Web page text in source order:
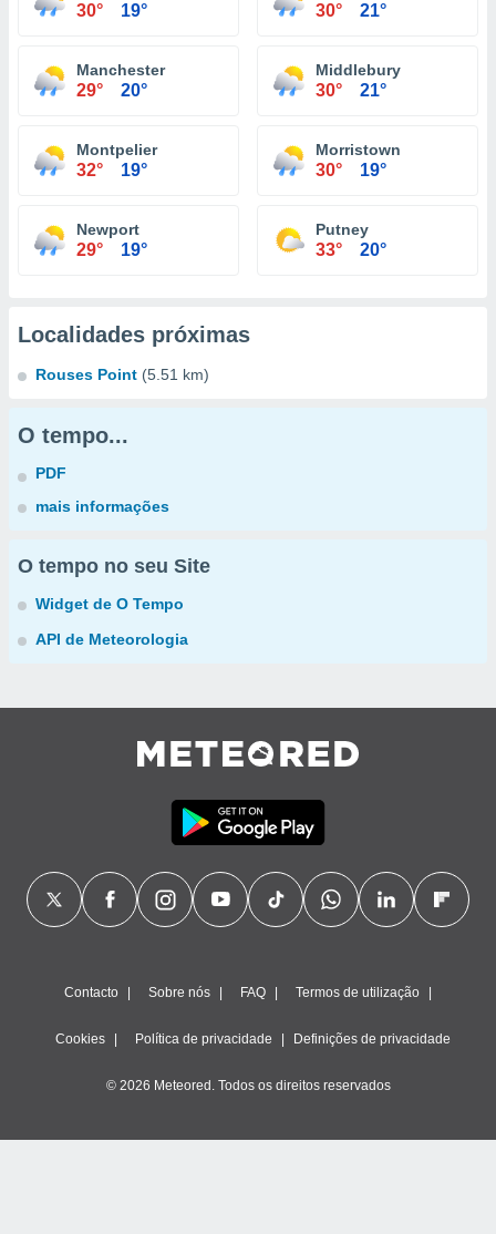
30° 19° 30° 21°
Manchester
29° 20°
Middlebury
30° 21°
Montpelier
32° 19°
Morristown
30° 19°
Newport
29° 19°
Putney
33° 20°
Localidades próximas
Rouses Point (5.51 km)
O tempo...
PDF
mais informações
O tempo no seu Site
Widget de O Tempo
API de Meteorologia
Contacto Sobre nós FAQ Termos de utilização
Cookies Política de privacidade Definições de privacidade
© 2026 Meteored. Todos os direitos reservados